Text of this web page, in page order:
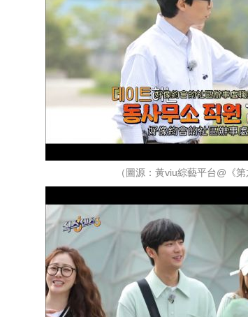
（圖源：黃viu綜藝平台@《第